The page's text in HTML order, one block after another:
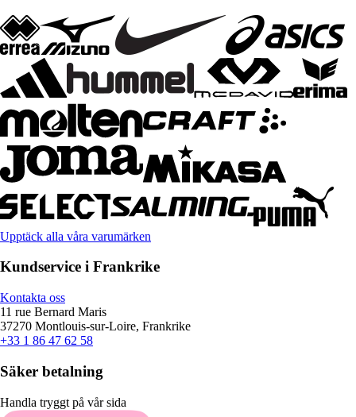
Upptäck alla våra varumärken
Kundservice i Frankrike
Kontakta oss
11 rue Bernard Maris
37270 Montlouis-sur-Loire, Frankrike
+33 1 86 47 62 58
Säker betalning
Handla tryggt på vår sida